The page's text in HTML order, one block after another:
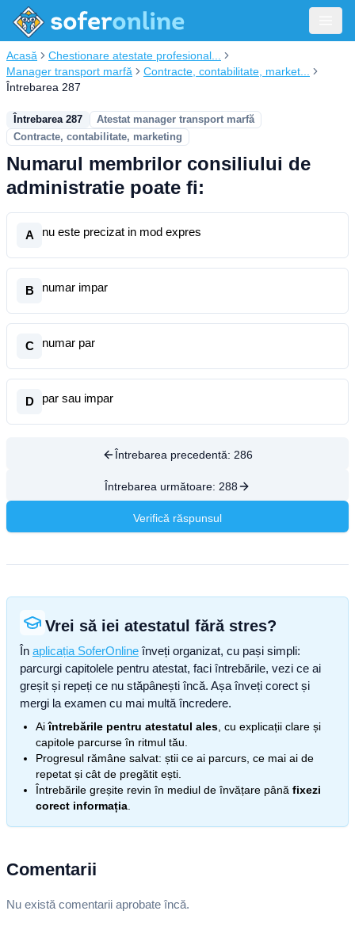
Acasă
Chestionare atestate profesional...
Manager transport marfă
Contracte, contabilitate, market...
Întrebarea 287
Întrebarea 287
Atestat manager transport marfă
Contracte, contabilitate, marketing
Numarul membrilor consiliului de
administratie poate fi:
A nu este precizat in mod expres
B numar impar
C numar par
D par sau impar
Întrebarea precedentă: 286
Întrebarea următoare: 288
Verifică răspunsul
Vrei să iei atestatul fără stres?
În aplicația SoferOnline înveți organizat, cu pași simpli:
parcurgi capitolele pentru atestat, faci întrebările, vezi ce ai
greșit și repeți ce nu stăpânești încă. Așa înveți corect și
mergi la examen cu mai multă încredere.
Aiîntrebările pentru atestatul ales , cu explicații clare și
capitole parcurse în ritmul tău.
Progresul rămâne salvat: știi ce ai parcurs, ce mai ai de
repetat și cât de pregătit ești.
Întrebările greșite revin în mediul de învățare până fixezi
corect informația
Comentarii
Nu există comentarii aprobate încă.